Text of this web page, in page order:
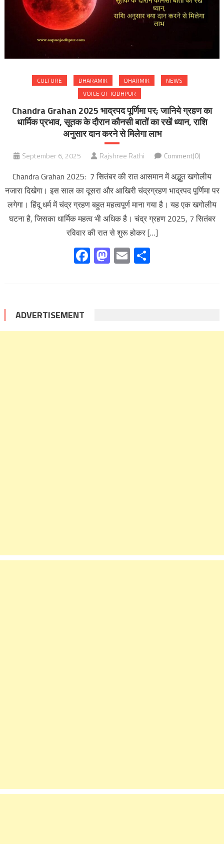
CULTURE DHARAMIK DHARMIK
NEWS
VOICE OF JODHPUR
Chandra Grahan 2025 भाद्रपद पूर्णिमा पर; जानिये ग्रहण का
धार्मिक प्रभाव, सूतक के दौरान कौनसी बातों का रखें ध्यान, राशि
अनुसार दान करने से मिलेगा लाभ
September 6, 2025 Rajshree Rathi Comment(0)
Chandra Grahan 2025: 7 सितंबर की रात आसमान में अद्भुत खगोलीय
नजारा दिखेगा। इस साल का दूसरा और आखिरी चंद्रग्रहण भाद्रपद पूर्णिमा पर
लगेगा। हिंदू धर्म में चंद्र ग्रहण बहुत महत्वपूर्ण माना गया है। यह एक खगोलीय
घटना है, जिसका धार्मिक महत्व भी अधिक है। चंद्र ग्रहण 2025, 7 सितंबर
रविवार की रात से शुरू होकर […]
Facebook
Mastodon
Email
ADVERTISEMENT